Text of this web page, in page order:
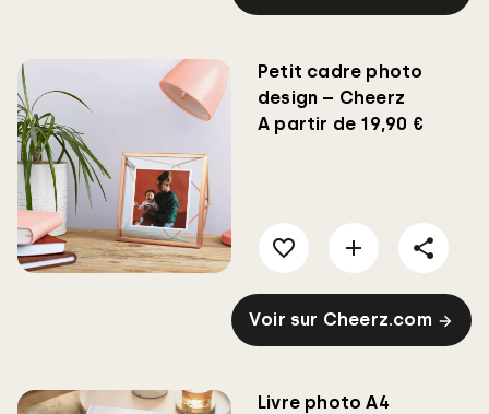
Petit cadre photo
design – Cheerz
A partir de 19,90 €
Voir sur Cheerz.com
Livre photo A4